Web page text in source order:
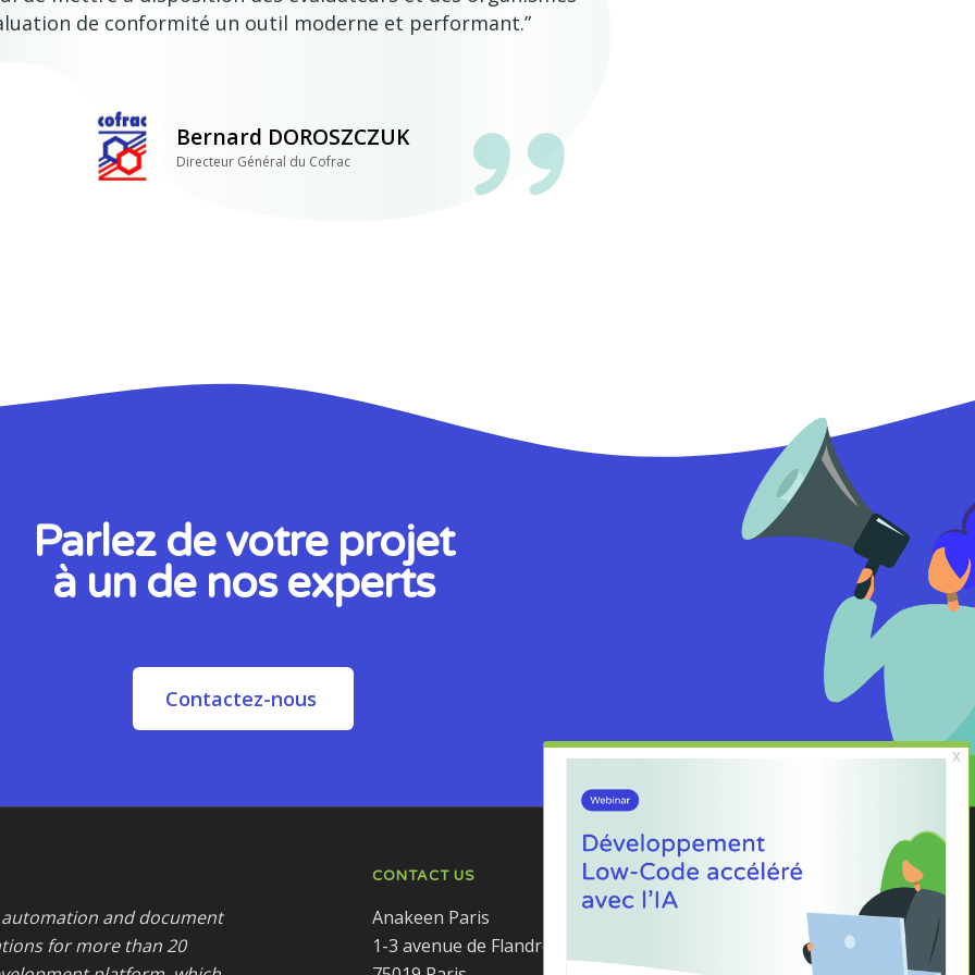
de conformité un outil moderne et performant.”
Bernard DOROSZCZUK
Directeur Général du Cofrac
Parlez de votre projet
à un de nos experts
Contactez-nous
automation and document
for more than 20
CONTACT US
Anakeen Paris
1-3 avenue de Flandre
+33 (0)1 75 43 66 10